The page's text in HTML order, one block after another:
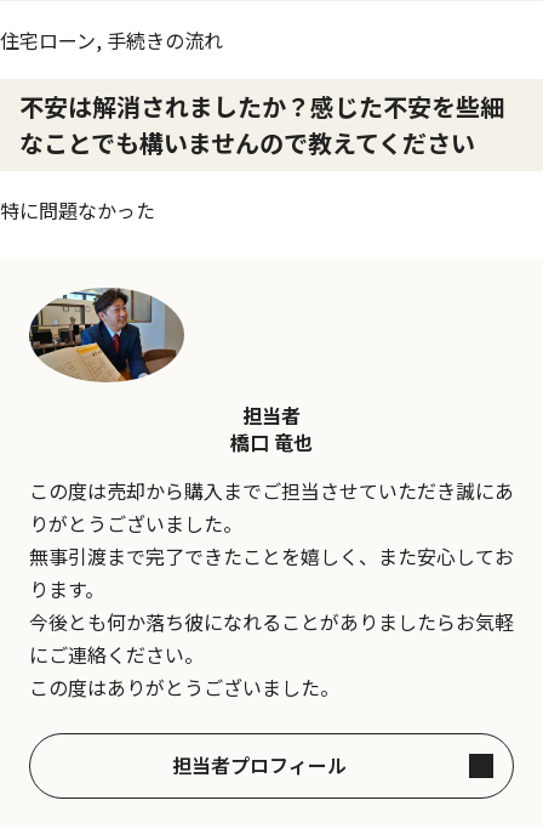
住宅ローン, 手続きの流れ
不安は解消されましたか？感じた不安を些細
なことでも構いませんので教えてください
特に問題なかった
担当者
橋口 竜也
この度は売却から購入までご担当させていただき誠にあ
りがとうございました。
無事引渡まで完了できたことを嬉しく、また安心してお
ります。
今後とも何か落ち彼になれることがありましたらお気軽
にご連絡ください。
この度はありがとうございました。
担当者プロフィール